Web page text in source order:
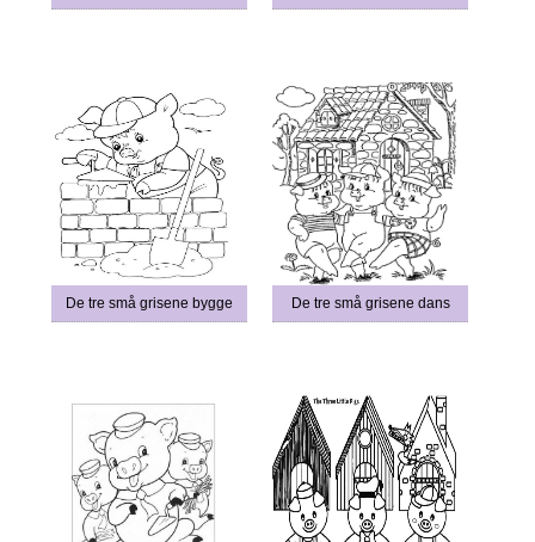
De tre små grisene bygge De tre små grisene dans